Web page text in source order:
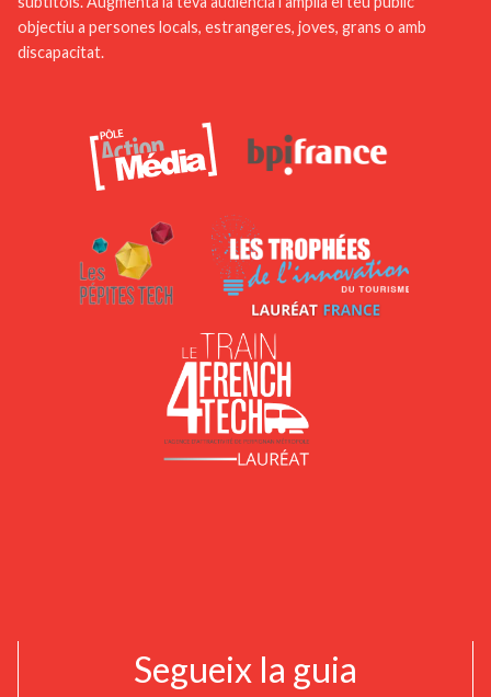
objectiu a persones locals, estrangeres, joves, grans o amb
discapacitat.
Segueix la guia